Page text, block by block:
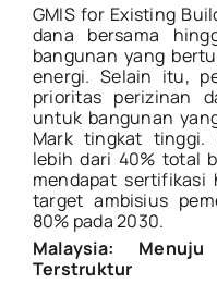
GMIS for Existing
dana bersama
bangunan yang
energi. Selain itu,
prioritas perizinan
untuk bangunan
Mark tingkat tinggi.
lebih dari 40% total
mendapat
target ambisius
80% pada 2030.
Malaysia:
Terstruktur